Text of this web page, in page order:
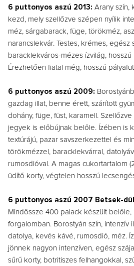
6 puttonyos aszú 2013: Arany szín,
kezd, mely szellőzve szépen nyílik
méz, sárgabarack, füge, törökméz,
narancslekvár. Testes, krémes,
baracklekváros-mézes ízvilág, hosszú
Érezhetően fiatal még, hosszú
6 puttonyos aszú 2009:
gazdag illat, benne érett, szárított
dohány, füge, füst, karamell.
jegyek is előbújnak belőle. Ízében is
textúrájú, pazar savszerkezettel és
törökmézzel, baracklekvárral,
rumosdióval. A magas cukortartalom
üdítő korty, végtelen hosszú
6 puttonyos aszú 2007 Betsek-
Mindössze 400 palack készült
forgalomban. Borostyán szín, intenzív
datolya, kevés kávé, rumosdió, méz.
jönnek nagyon intenzíven, egész
sűrű korty, botritiszes felhangokkal,